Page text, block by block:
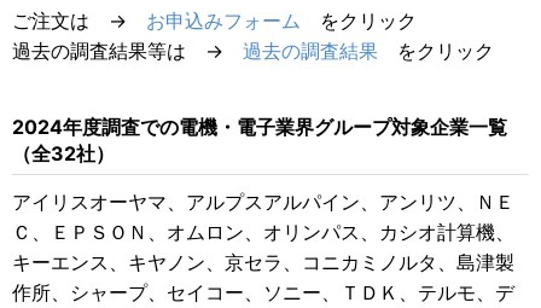
ご注文は → お申込みフォーム をクリック
過去の調査結果等は → 過去の調査結果 をクリック
2024年度調査での電機・電子業界グループ対象企業一覧
（全32社）
アイリスオーヤマ、アルプスアルパイン、アンリツ、ＮＥ
Ｃ、ＥＰＳＯＮ、オムロン、オリンパス、カシオ計算機、
キーエンス、キヤノン、京セラ、コニカミノルタ、島津製
作所、シャープ、セイコー、ソニー、ＴＤＫ、テルモ、デ